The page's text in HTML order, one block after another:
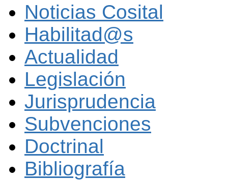
Noticias Cosital
Habilitad@s
Actualidad
Legislación
Jurisprudencia
Subvenciones
Doctrinal
Bibliografía